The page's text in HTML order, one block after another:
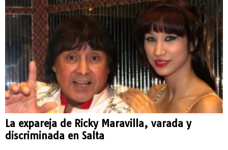
La expareja de Ricky Maravilla, varada y
discriminada en Salta